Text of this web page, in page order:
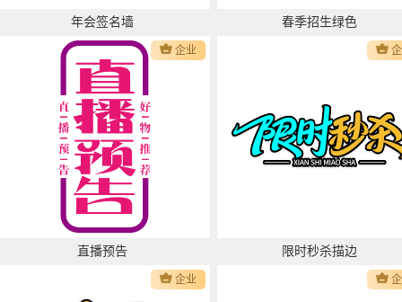
年会签名墙 春季招生绿色
企业
直播预告 限时秒杀描边
企业